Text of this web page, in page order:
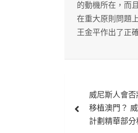
的動機所在，而
在重大原則問題
王金平作出了正
章
威尼斯人會
移植澳門？
計劃精華部分